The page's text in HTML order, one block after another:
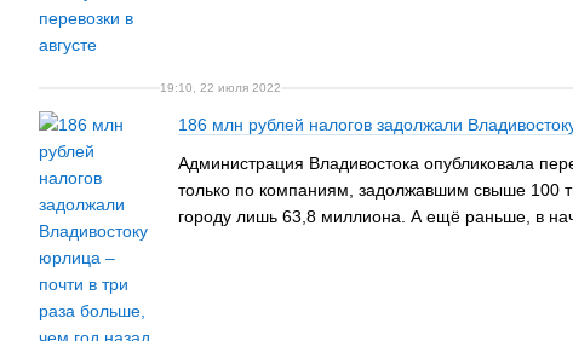
19:10, 22 июля 2022
186 млн рублей налогов задолжали
Администрация Владивостока опубликовала
только по компаниям, задолжавшим свыше 100
городу лишь 63,8 миллиона. А ещё раньше, в